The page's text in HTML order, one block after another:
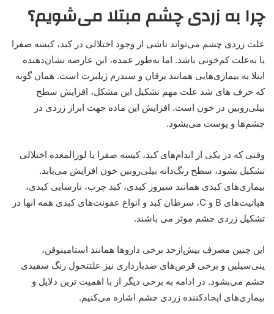
چرا به زردی چشم مبتلا می‌شویم؟
علت زردی چشم می‌تواند ناشی از وجود اختلالی در کبد، کیسه صفرا
یا به‌علت کم‌خونی باشد. اما به‌طور عمده، این عارضه نشان‌دهنده
ابتلا به بیماری‌هایی همانند یرقان و سندرم ژیلبرت است. همان گونه
که حرف های شد علت مهم تشکیل این مشکل، افزایش سطح
بیلی‌روبین در خون است. افزایش این ماده جهت ابراز زردی در
چشم‌ها و پوست می‌بشود.
وقتی که در یکی از اندام‌های کبد، کیسه صفرا یا لوزالمعده اختلالی
تشکیل بشود، سطح رنگ‌دانه بیلی‌روبین خون افزایش می‌یابد.
بیماری‌های کبدی همانند سیروز کبدی، کبد چرب، نارسایی کبدی،
هپاتیت‌های B و C، سرطان کبد و انواع عفونت‌های کبدی همه انها در
تشکیل زردی چشم موثر می باشند.
این چنین مصرف بیش‌ازحد برخی داروها همانند استامینوفن،
پنی‌سیلین و برخی قرص‌های ضدبارداری نیز علتتحول رنگ سفیدی
چشم می‌بشود. در ادامه به برخی دیگر از با اهمیت ترین دلایل و
بیماری‌های ایجادکننده زردی چشم اشاره می‌کنیم.